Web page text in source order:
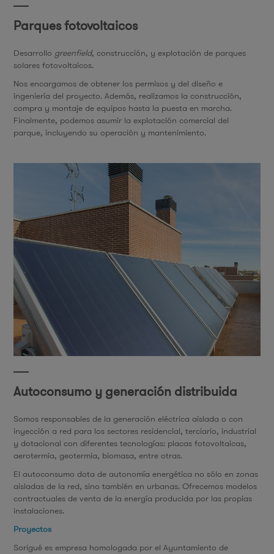
Parques fotovoltaicos
Desarrollo greenfield, construcción, y explotación de parques
solares fotovoltaicos.
Nos encargamos de obtener los permisos y del diseño e
ingeniería del proyecto. Además, realizamos la construcción,
compra y montaje de equipos hasta la puesta en marcha.
Finalmente, podemos asumir la explotación comercial del
parque, incluyendo su operación y mantenimiento.
Autoconsumo y generación distribuida
Somos responsables de la generación eléctrica aislada o con
inyección a red para los sectores residencial, terciario, industrial
y dotacional con diferentes tecnologías: placas fotovoltaicas,
aerotermia, geotermia, biomasa, entre otras.
El autoconsumo dota de autonomía energética no sólo en zonas
aisladas de la red, sino también en urbanas. Ofrecemos modelos
contractuales de venta de la energía producida por las propias
instalaciones.
Proyectos
Sorigué es empresa homologada por el Ayuntamiento de